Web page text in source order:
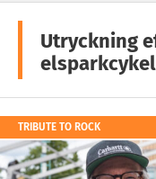
Utryckning
TRIBUTE TO ROCK